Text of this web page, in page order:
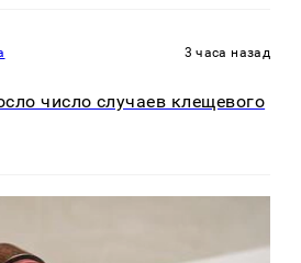
3 часа назад
число случаев клещевого